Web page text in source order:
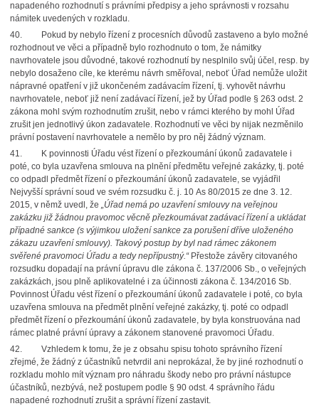
napadeného rozhodnutí s právními předpisy a jeho správnosti v rozsahu
námitek uvedených v rozkladu.
40.
Pokud by nebylo řízení z procesních důvodů zastaveno a bylo možné
rozhodnout ve věci a případně bylo rozhodnuto o tom, že námitky
navrhovatele jsou důvodné, takové rozhodnutí by nesplnilo svůj účel, resp. by
nebylo dosaženo cíle, ke kterému návrh směřoval , neboť Úřad nemůže uložit
nápravné opatření v již ukončeném zadávacím řízení, tj. vyhovět návrhu
navrhovatele, neboť již není zadávací řízení, jež by Úřad podle § 263 odst. 2
zákona mohl svým rozhodnutím zrušit, nebo v rámci kterého by mohl Úřad
zrušit jen jednotlivý úkon zadavatele. Rozhodnutí ve věci by nijak nezměnilo
právní postavení navrhovatele a nemělo by pro něj žádný význam.
41.
K povinnosti Úřadu vést řízení o přezkoumání úkonů zadavatele i
poté, co byla uzavřena smlouva na plnění předmětu veřejné zakázky, tj. poté
co odpadl předmět řízení o přezkoumání úkonů zadavatele, se vyjádřil
Nejvyšší správní soud ve svém rozsudku č. j. 10 As 80/2015 ze dne 3. 12.
2015, v němž uvedl, že „Úřad nemá po uzavření smlouvy na veřejnou
zakázku již žádnou pravomoc věcně přezkoumávat zadávací řízení a ukládat
případné sankce (s výjimkou uložení sankce za porušení dříve uloženého
zákazu uzavření smlouvy). Takový postup by byl nad rámec zákonem
svěřené pravomoci Úřadu a tedy nepřípustný.“Přestože závěry citovaného
rozsudku dopadají na právní úpravu dle zákona č. 137/2006 Sb., o veřejných
zakázkách, jsou plně aplikovatelné i za účinnosti zákona č. 134/2016 Sb.
Povinnost Úřadu vést řízení o přezkoumání úkonů zadavatele i poté, co byla
uzavřena smlouva na předmět plnění veřejné zakázky, tj. poté co odpadl
předmět řízení o přezkoumání úkonů zadavatele, by byla konstruována nad
rámec platné právní úpravy a zákonem stanovené pravomoci Úřadu.
42.
Vzhledem k tomu, že je z obsahu spisu tohoto správního řízení
zřejmé, že žádný z účastníků netvrdil ani neprokázal, že by jiné rozhodnutí o
rozkladu mohlo mít význam pro náhradu škody nebo pro právní nástupce
účastníků, nezbývá, než postupem podle § 90 odst. 4 správního řádu
napadené rozhodnutí zrušit a správní řízení zastavit.